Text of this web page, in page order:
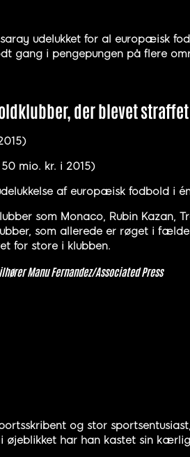
udelukket for al europæisk
gang i pengepungen på flere
der blevet straffet
mio. kr. i 2015)
af europæisk fodbold i
som Monaco, Rubin Kazan,
som allerede er røget i
for store i klubben.
Manu Fernandez/Associated Press
og stor
øjeblikket har han kastet sin